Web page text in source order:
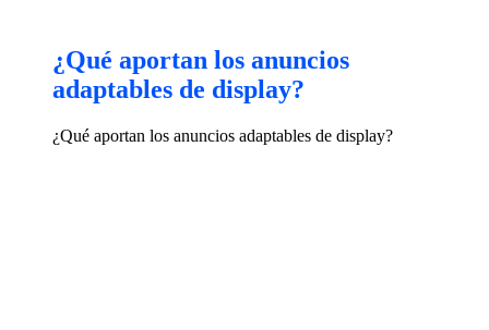
¿Qué aportan los anuncios
adaptables de display?
¿Qué aportan los anuncios adaptables de display?